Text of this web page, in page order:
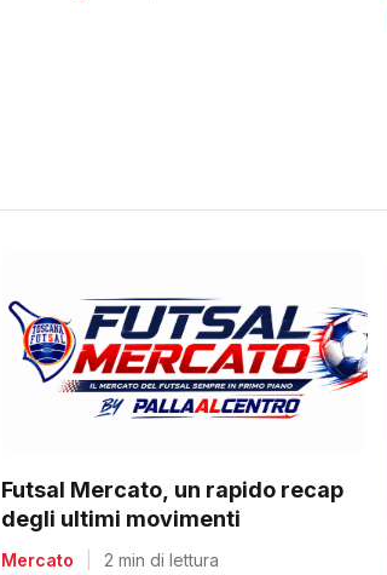
Futsal Mercato, un rapido recap
degli ultimi movimenti
Mercato 2 min di lettura